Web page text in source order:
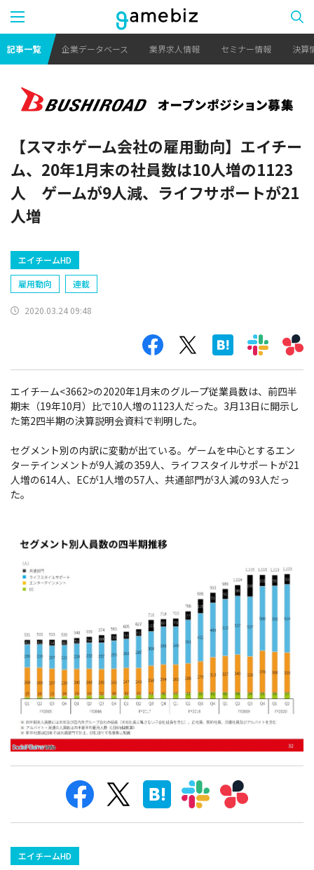
記事一覧 企業データベース 業界求人情報 セミナー情報 決算
【スマホゲーム会社の雇用動向】エイチー
ム、20年1月末の社員数は10人増の1123
人 ゲームが9人減、ライフサポートが21
人増
エイチームHD
雇用動向
連載
2020.03.24 09:48
エイチーム<3662>の2020年1月末のグループ従業員数は、前四半
期末（19年10月）比で10人増の1123人だった。3月13日に開示し
た第2四半期の決算説明会資料で判明した。
セグメント別の内訳に変動が出ている。ゲームを中心とするエン
ターテインメントが9人減の359人、ライフスタイルサポートが21
人増の614人、ECが1人増の57人、共通部門が3人減の93人だっ
た。
エイチームHD